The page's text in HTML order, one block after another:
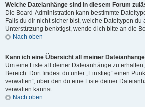
Welche Dateianhänge sind in diesem Forum
Die Board-Administration kann bestimmte
Falls du dir nicht sicher bist, welche Dateitypen du
Unterstützung benötigst, wende dich bitte an die
Nach oben
Kann ich eine Übersicht all meiner
Um eine Liste all deiner Dateianhänge zu
Bereich. Dort findest du unter „Einstieg“ einen
verwalten“, über den du eine Liste deiner
verwalten kannst.
Nach oben